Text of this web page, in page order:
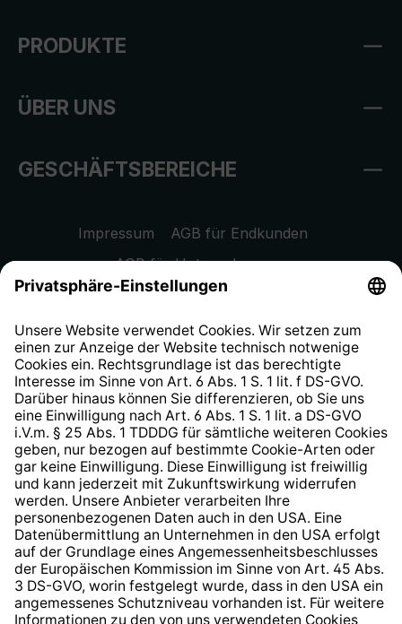
PRODUKTE
ÜBER UNS
GESCHÄFTSBEREICHE
Impressum
AGB für Endkunden
AGB für Unternehmen
Datenschutzhinweis
Widerrufsrecht
Hinweisgeberschutzsystem
Barrierefreiheit